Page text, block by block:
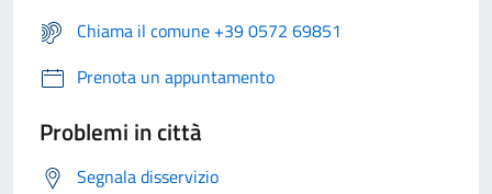
Chiama il comune +39 0572 69851
Prenota un appuntamento
Problemi in città
Segnala disservizio